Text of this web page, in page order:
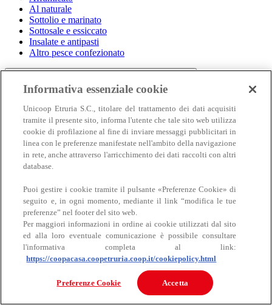
Al naturale
Sottolio e marinato
Sottosale e essiccato
Insalate e antipasti
Altro pesce confezionato
Carne
Carne
Informativa essenziale cookie
Unicoop Etruria S.C., titolare del trattamento dei dati acquisiti
tramite il presente sito, informa l'utente che tale sito web utilizza
cookie di profilazione al fine di inviare messaggi pubblicitari in
linea con le preferenze manifestate nell'ambito della navigazione
in rete, anche attraverso l'arricchimento dei dati raccolti con altri
database.
Puoi gestire i cookie tramite il pulsante «Preferenze Cookie» di
seguito e, in ogni momento, mediante il link “modifica le tue
preferenze” nel footer del sito web.
Per maggiori informazioni in ordine ai cookie utilizzati dal sito
ed alla loro eventuale comunicazione è possibile consultare
l'informativa completa al link:
https://coopacasa.coopetruria.coop.it/cookiepolicy.html
Preferenze Cookie Accetta